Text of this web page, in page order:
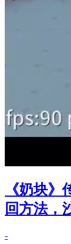
《奶块
回方法，
-